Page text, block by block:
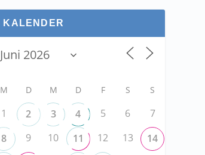
KALENDER
M D M D F S S
1 2 3 4 5 6
7
8
9 10 11 12 13
14